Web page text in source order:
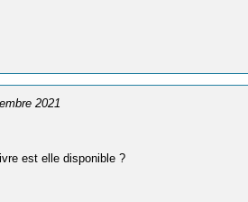
2021
est elle disponible ?